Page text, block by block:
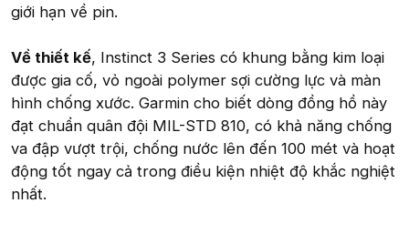
giới hạn về pin.
Về thiết kế, Instinct 3 Series có khung bằng kim loại
được gia cố, vỏ ngoài polymer sợi cường lực và màn
hình chống xước. Garmin cho biết dòng đồng hồ này
đạt chuẩn quân đội MIL-STD 810, có khả năng chống
va đập vượt trội, chống nước lên đến 100 mét và hoạt
động tốt ngay cả trong điều kiện nhiệt độ khắc nghiệt
nhất.